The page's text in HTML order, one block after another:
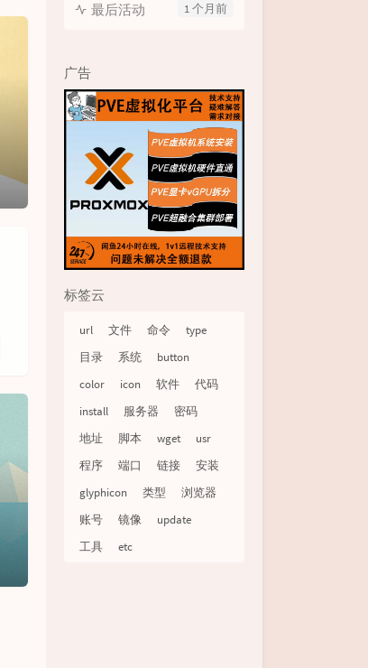
1 个月前
最后活动
广告
标签云
url 文件 命令
type
目录
系统
button
color
icon 软件
代码
install
服务器
密码
地址
脚本 wget
usr
程序
端口 链接
安装
glyphicon
类型
浏览器
账号
镜像
update
工具
etc